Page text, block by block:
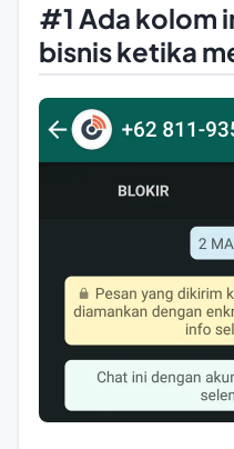
#1 Ada kolom
bisnis ketika